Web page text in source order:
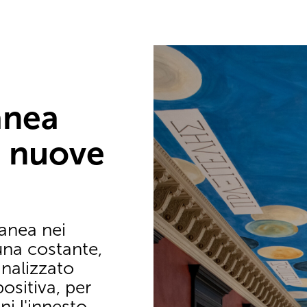
nei
costante,
per